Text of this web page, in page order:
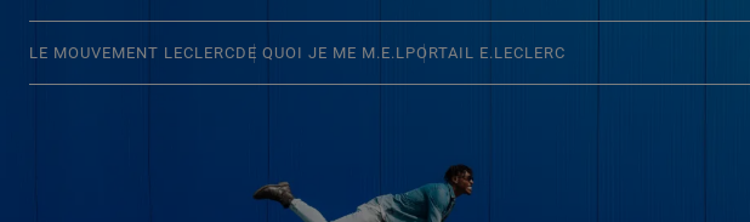
LE MOUVEMENT LECLERCDE QUOI JE ME M.E.LPORTAIL E.LECLERC